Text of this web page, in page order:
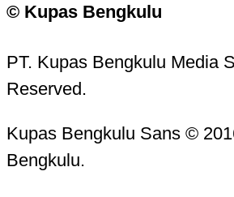
© Kupas Bengkulu
PT. Kupas Bengkulu Media
Reserved.
Kupas Bengkulu Sans ©
Bengkulu.